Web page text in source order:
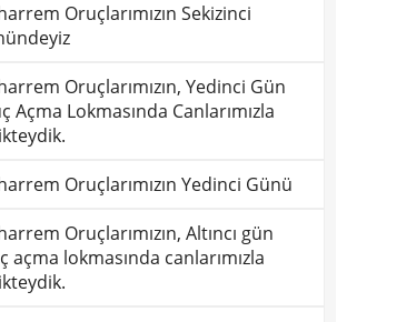
Oruçlarımızın Sekizinci
Oruçlarımızın, Yedinci Gün
Açma Lokmasında Canlarımızla
Oruçlarımızın Yedinci Günü
Oruçlarımızın, Altıncı gün
açma lokmasında canlarımızla